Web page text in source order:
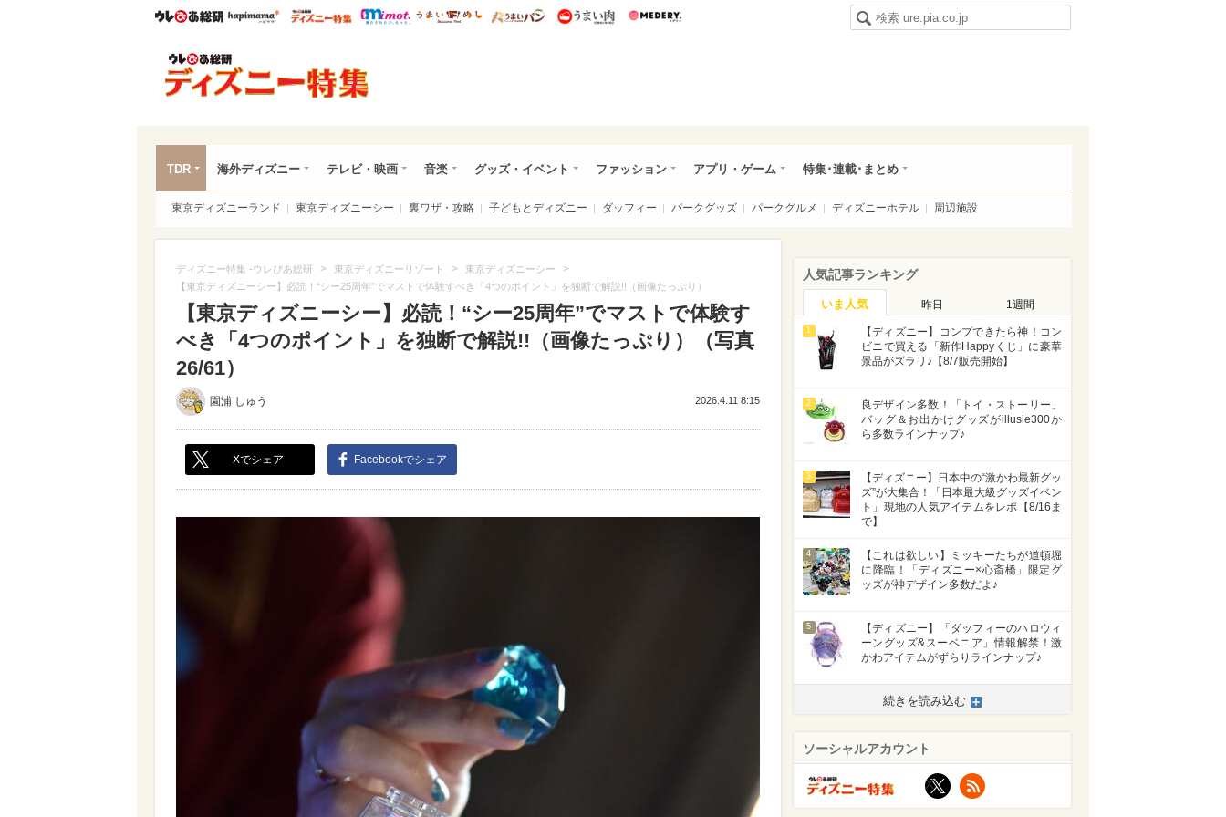
ウレぴあ総研ハピママ* ウレぴあ総研 ディズニー特集
mimot. うまいめし うまいパン うまい肉
TDR 海外ディズニー テレビ・映画 音楽 グッズ・イベント ファッション アプリ・ゲーム 特集･連載･まとめ
東京ディズニーランド 東京ディズニーシー 裏ワザ・攻略 子どもとディズニー ダッフィー パークグッズ パークグルメ ディズニーホテル 周辺施設
ディズニー特集 -ウレぴあ総研 > 東京ディズニーリゾート > 東京ディズニーシー >
【東京ディズニーシー】必読！“シー25周年”でマストで体験すべき「4つのポイント」を独断で解説!!（画像たっぷり）
【東京ディズニーシー】必読！“シー25周年”でマストで体験す
べき「4つのポイント」を独断で解説!!（画像たっぷり）（写真
26/61）
園浦 しゅう 2026.4.11 8:15
Xでシェア Facebookでシェア
人気記事ランキング
いま人気 昨日 1週間
1
【ディズニー】コンプできたら神！コン
ビニで買える「新作Happyくじ」に豪華
景品がズラリ♪【8/7販売開始】
2
良デザイン多数！「トイ・ストーリー」
バッグ＆お出かけグッズがillusie300か
ら多数ラインナップ♪
3
【ディズニー】日本中の“激かわ最新グッ
ズ”が大集合！「日本最大級グッズイベン
ト」現地の人気アイテムをレポ【8/16ま
で】
4
【これは欲しい】ミッキーたちが道頓堀
に降臨！「ディズニー×心斎橋」限定グ
ッズが神デザイン多数だよ♪
5
【ディズニー】「ダッフィーのハロウィ
ーングッズ&スーベニア」情報解禁！激
かわアイテムがずらりラインナップ♪
続きを読み込む
ソーシャルアカウント
X